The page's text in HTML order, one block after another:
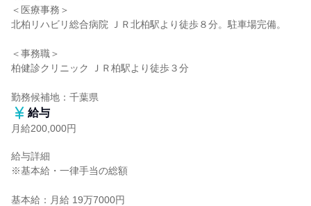
＜医療事務＞
北柏リハビリ総合病院 ＪＲ北柏駅より徒歩８分。駐車場完備。
＜事務職＞
柏健診クリニック ＪＲ柏駅より徒歩３分
勤務候補地：千葉県
給与
月給200,000円
給与詳細
※基本給・一律手当の総額
基本給：月給 19万7000円